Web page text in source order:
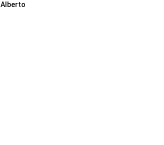
Alberto